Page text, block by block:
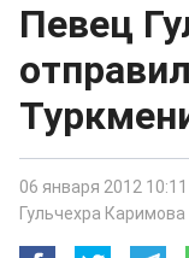
Певец
06 января 2012 10:11
Гульчехра Каримова